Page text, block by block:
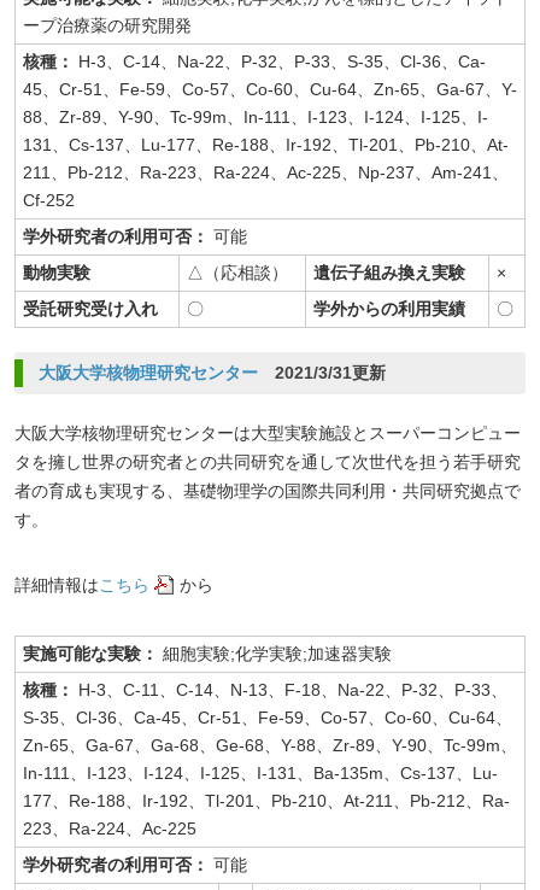
ープ治療薬の研究開発
核種： H-3、C-14、Na-22、P-32、P-33、S-35、Cl-36、Ca-
45、Cr-51、Fe-59、Co-57、Co-60、Cu-64、Zn-65、Ga-67、Y-
88、Zr-89、Y-90、Tc-99m、In-111、I-123、I-124、I-125、I-
131、Cs-137、Lu-177、Re-188、Ir-192、Tl-201、Pb-210、At-
211、Pb-212、Ra-223、Ra-224、Ac-225、Np-237、Am-241、
Cf-252
学外研究者の利用可否： 可能
動物実験
△（応相談） 遺伝子組み換え実験
×
受託研究受け入れ
〇 学外からの利用実績 〇
大阪大学核物理研究センター 2021/3/31更新
大阪大学核物理研究センターは大型実験施設とスーパーコンピュー
タを擁し世界の研究者との共同研究を通して次世代を担う若手研究
者の育成も実現する、基礎物理学の国際共同利用・共同研究拠点で
す。
詳細情報はこちら から
実施可能な実験： 細胞実験;化学実験;加速器実験
核種： H-3、C-11、C-14、N-13、F-18、Na-22、P-32、P-33、
S-35、Cl-36、Ca-45、Cr-51、Fe-59、Co-57、Co-60、Cu-64、
Zn-65、Ga-67、Ga-68、Ge-68、Y-88、Zr-89、Y-90、Tc-99m、
In-111、I-123、I-124、I-125、I-131、Ba-135m、Cs-137、Lu-
177、Re-188、Ir-192、Tl-201、Pb-210、At-211、Pb-212、Ra-
223、Ra-224、Ac-225
学外研究者の利用可否： 可能